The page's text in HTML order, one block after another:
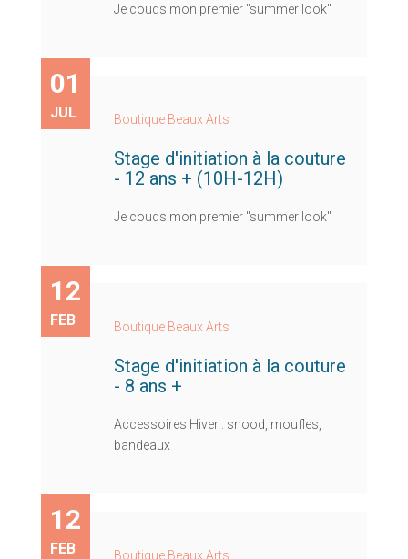
Je couds mon premier "summer look"
01
JUL Boutique Beaux Arts
Stage d'initiation à la couture
- 12 ans + (10H-12H)
Je couds mon premier "summer look"
12
FEB Boutique Beaux Arts
Stage d'initiation à la couture
- 8 ans +
Accessoires Hiver : snood, moufles,
bandeaux
12
FEB Boutique Beaux Arts